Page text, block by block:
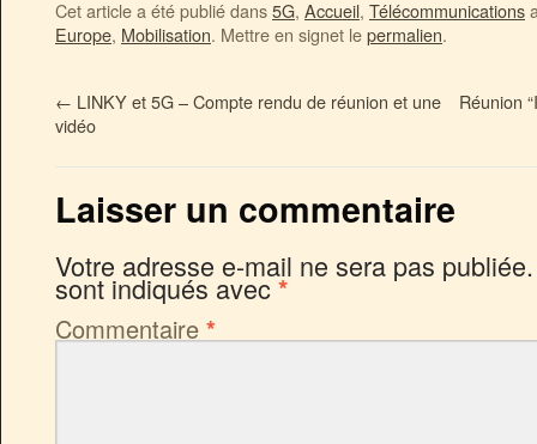
Cet article a été publié dans5G, Accueil, Télécommunications
Europe, Mobilisation. Mettre en signet lepermalien.
← LINKY et 5G – Compte rendu de réunion et une
vidéo
Réunion
Laisser un commentaire
Votre adresse e-mail ne sera pas publiée.
sont indiqués avec*
Commentaire *